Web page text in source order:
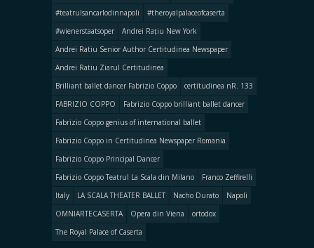
#teatrulsancarlodinnapoli
#theroyalpalaceofcaserta
#wienerstaatsoper
Andrei Rațiu New York
Andrei Ratiu Senior Author Certitudinea Newspaper
Andrei Ratiu Ziarul Certitudinea
Brilliant ballet dancer Fabrizio Coppo
certitudinea nR. 133
FABRIZIO COPPO
Fabrizio Coppo brilliant ballet dancer
Fabrizio Coppo genius of international ballet
Fabrizio Coppo in Certitudinea Newspaper Romania
Fabrizio Coppo Principal Dancer
Fabrizio Coppo Teatrul La Scala din Milano
Franco Zeffirelli
Italy
LA SCALA THEATER BALLET Nacho Durato
Napoli
OMNIARTECASERTA
Opera din Viena
ortodox
The Royal Palace of Caserta